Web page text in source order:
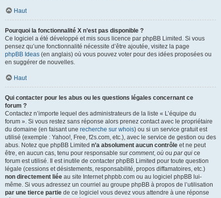
Haut
Pourquoi la fonctionnalité X n’est pas disponible ?
Ce logiciel a été développé et mis sous licence par phpBB Limited. Si vous
pensez qu’une fonctionnalité nécessite d’être ajoutée, visitez la page
phpBB Ideas (en anglais) où vous pouvez voter pour des idées proposées ou
en suggérer de nouvelles.
Haut
Qui contacter pour les abus ou les questions légales concernant ce
forum ?
Contactez n’importe lequel des administrateurs de la liste « L’équipe du
forum ». Si vous restez sans réponse alors prenez contact avec le propriétaire
du domaine (en faisant une recherche sur whois) ou si un service gratuit est
utilisé (exemple : Yahoo!, Free, f2s.com, etc.), avec le service de gestion ou des
abus. Notez que phpBB Limited n’a absolument aucun contrôle et ne peut
être, en aucun cas, tenu pour responsable sur comment, où ou par qui ce
forum est utilisé. Il est inutile de contacter phpBB Limited pour toute question
légale (cessions et désistements, responsabilité, propos diffamatoires, etc.)
non directement liée au site Internet phpbb.com ou au logiciel phpBB lui-
même. Si vous adressez un courriel au groupe phpBB à propos de l’utilisation
par une tierce partie de ce logiciel vous devez vous attendre à une réponse